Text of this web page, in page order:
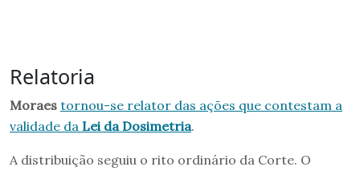
Relatoria
Moraes tornou-se relator das ações que contestam a
validade da Lei da Dosimetria.
A distribuição seguiu o rito ordinário da Corte. O